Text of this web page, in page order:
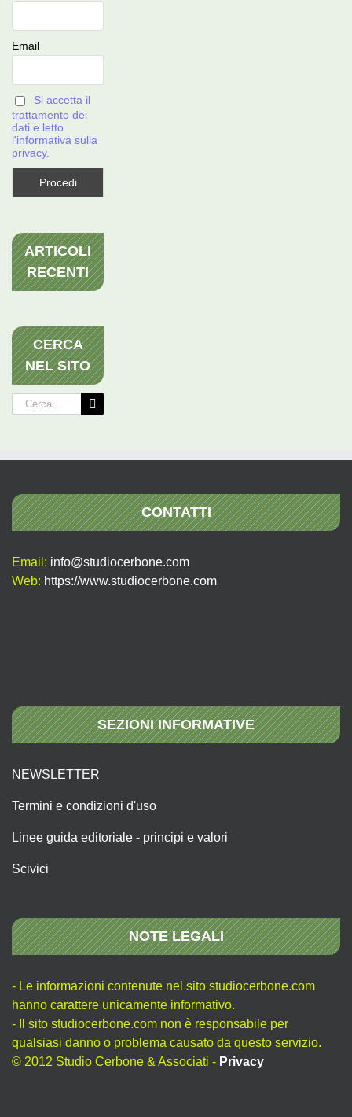
Email
Si accetta il
trattamento dei
dati e letto
l'informativa sulla
privacy.
ARTICOLI
RECENTI
CERCA
NEL SITO
Cerca
per:
CONTATTI
Email: info@studiocerbone.com
Web: https://www.studiocerbone.com
SEZIONI INFORMATIVE
NEWSLETTER
Termini e condizioni d'uso
Linee guida editoriale - principi e valori
Scivici
NOTE LEGALI
- Le informazioni contenute nel sito studiocerbone.com
hanno carattere unicamente informativo.
- Il sito studiocerbone.com non è responsabile per
qualsiasi danno o problema causato da questo servizio.
© 2012 Studio Cerbone & Associati - Privacy